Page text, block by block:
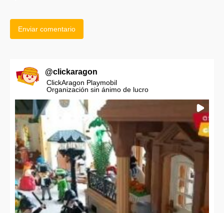
@clickaragon
ClickAragon Playmobil
Organización sin ánimo de lucro